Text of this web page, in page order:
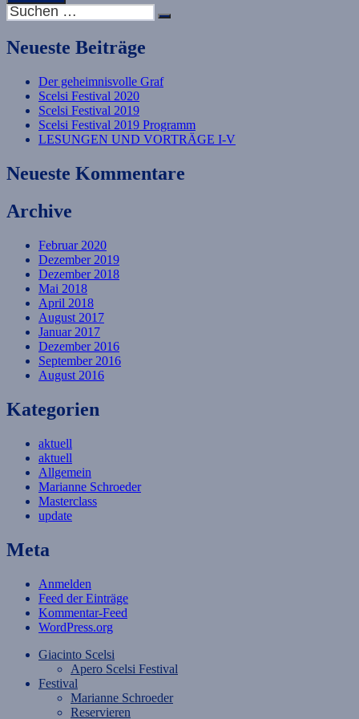
Suche
nach:
Suchen
Neueste Beiträge
Der geheimnisvolle Graf
Scelsi Festival 2020
Scelsi Festival 2019
Scelsi Festival 2019 Programm
LESUNGEN UND VORTRÄGE I-V
Neueste Kommentare
Archive
Februar 2020
Dezember 2019
Dezember 2018
Mai 2018
April 2018
August 2017
Januar 2017
Dezember 2016
September 2016
August 2016
Kategorien
aktuell
aktuell
Allgemein
Marianne Schroeder
Masterclass
update
Meta
Anmelden
Feed der Einträge
Kommentar-Feed
WordPress.org
Giacinto Scelsi
Apero Scelsi Festival
Festival
Marianne Schroeder
Reservieren